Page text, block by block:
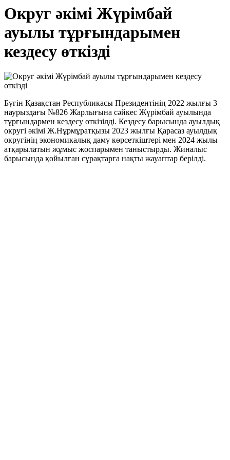
Округ әкімі Жүрімбай
ауылы тұрғындарымен
кездесу өткізді
Бүгін Қазақстан Республикасы Президентінің 2022 жылғы 3
наурыздағы №826 Жарлығына сәйкес Жүрімбай ауылында
тұрғындармен кездесу өткізілді. Кездесу барысында ауылдық
округі әкімі Ж.Нұрмұратқызы 2023 жылғы Қарасаз ауылдық
округінің экономикалық даму көрсеткіштері мен 2024 жылы
атқарылатын жұмыс жоспарымен таныстырды. Жиналыс
барысында қойылған сұрақтарға нақты жауаптар берілді.